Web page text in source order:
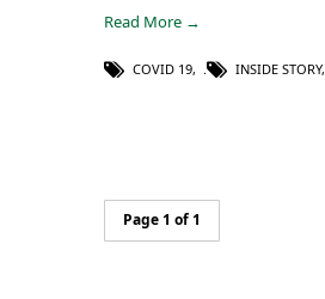
Read More →
COVID 19, INSIDE STORY,
Page 1 of 1